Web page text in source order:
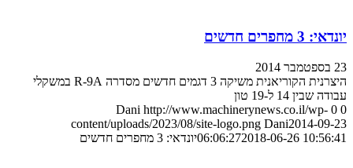
יונדאי: 3 מחפרים חדשים
23 בספטמבר 2014
היצרנית הקוריאנית משיקה 3 דגמים חדשים מסדרה R-9A במשקלי
עבודה שבין 14 ל-19 טון
0
0
Dani http://www.machinerynews.co.il/wp-
content/uploads/2023/08/site-logo.png Dani2014-09-23
06:06:272018-06-26 10:56:41 יונדאי: 3 מחפרים חדשים